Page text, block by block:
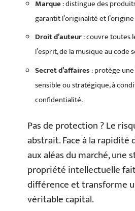
Marque: distingue des
garantit l’originalité et
Droit d’auteur: couvre toutes
l’esprit, de la musique au code
Secret d’affaires: protège
sensible ou stratégique, à
confidentialité.
Pas de protection ? Le
abstrait. Face à la rapidité
aux aléas du marché, une
propriété intellectuelle
différence et transforme
véritable capital.